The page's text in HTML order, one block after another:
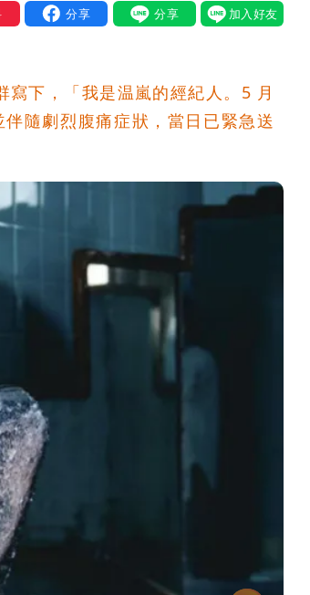
寫下，「我是温嵐的經紀人。5 月
隨劇烈腹痛症狀，當日已緊急送